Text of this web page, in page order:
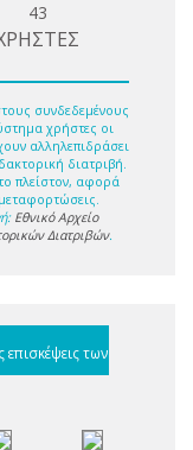
43
συνδεδεμένους
χρήστες οι
αλληλεπιδράσει
διατριβή.
πλείστον, αφορά
Εθνικό Αρχείο
Διατριβών.
επισκέψεις των